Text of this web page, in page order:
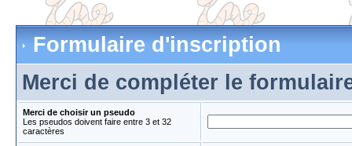
Formulaire d'inscription
Merci de compléter le
Merci de choisir un pseudo
Les pseudos doivent faire entre 3 et 32
caractères